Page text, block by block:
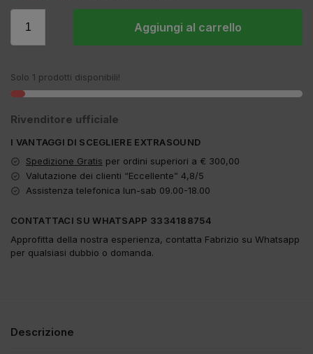
Aggiungi al carrello
Solo 1 prodotti disponibili!
Rivenditore ufficiale
I VANTAGGI DI SCEGLIERE EXTRASOUND
Spedizione Gratis per ordini superiori a € 300,00
Valutazione dei clienti “Eccellente” 4,8/5
Assistenza telefonica lun-sab 09.00-18.00
CONTATTACI SU WHATSAPP 3334188754
Approfitta della nostra esperienza, contatta Fabrizio su Whatsapp
per qualsiasi dubbio o domanda.
Descrizione